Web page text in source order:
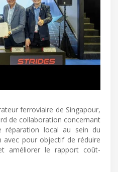
ferroviaire de Singapour,
de collaboration concernant
réparation local au sein du
avec pour objectif de réduire
améliorer le rapport coût-